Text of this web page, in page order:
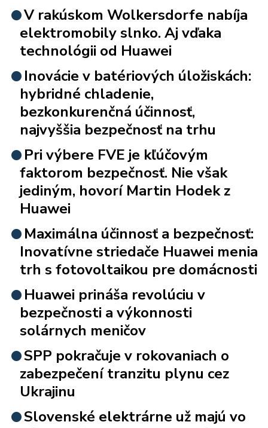
V rakúskom Wolkersdorfe nabíja
elektromobily slnko. Aj vďaka
technológii od Huawei
Inovácie v batériových úložiskách:
hybridné chladenie,
bezkonkurenčná účinnosť,
najvyššia bezpečnosť na trhu
Pri výbere FVE je kľúčovým
faktorom bezpečnosť. Nie však
jediným, hovorí Martin Hodek z
Huawei
Maximálna účinnosť a bezpečnosť:
Inovatívne striedače Huawei menia
trh s fotovoltaikou pre domácnosti
Huawei prináša revolúciu v
bezpečnosti a výkonnosti
solárnych meničov
SPP pokračuje v rokovaniach o
zabezpečení tranzitu plynu cez
Ukrajinu
Slovenské elektrárne už majú vo